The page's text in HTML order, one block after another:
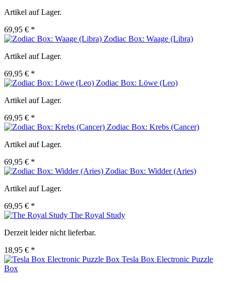
Artikel auf Lager.
69,95 € *
Zodiac Box: Waage (Libra)
Artikel auf Lager.
69,95 € *
Zodiac Box: Löwe (Leo)
Artikel auf Lager.
69,95 € *
Zodiac Box: Krebs (Cancer)
Artikel auf Lager.
69,95 € *
Zodiac Box: Widder (Aries)
Artikel auf Lager.
69,95 € *
The Royal Study
Derzeit leider nicht lieferbar.
18,95 € *
Tesla Box Electronic Puzzle
Box